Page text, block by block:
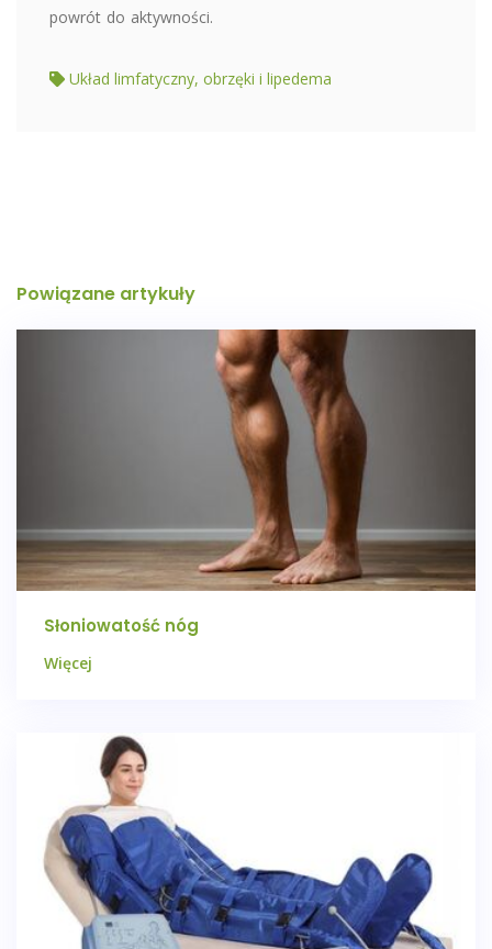
powrót do aktywności.
Układ limfatyczny, obrzęki i lipedema
Powiązane artykuły
Słoniowatość nóg
Więcej